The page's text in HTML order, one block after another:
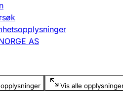
endre, slette
AS
Vis alle
er skjult